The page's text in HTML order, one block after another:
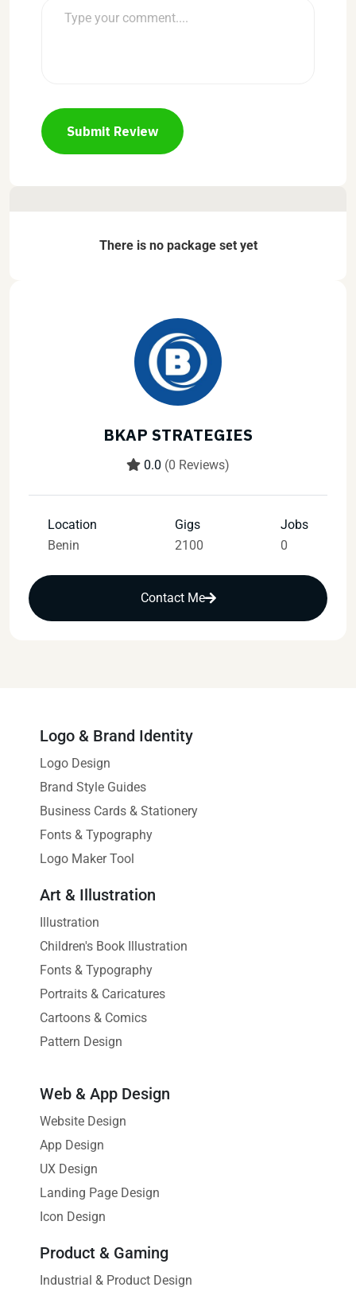
Submit Review
There is no package set yet
BKAP STRATEGIES
0.0 (0 Reviews)
Location
Benin
Gigs
2100
Jobs
0
Contact Me
Logo & Brand Identity
Logo Design
Brand Style Guides
Business Cards & Stationery
Fonts & Typography
Logo Maker Tool
Art & Illustration
Illustration
Children's Book Illustration
Fonts & Typography
Portraits & Caricatures
Cartoons & Comics
Pattern Design
Web & App Design
Website Design
App Design
UX Design
Landing Page Design
Icon Design
Product & Gaming
Industrial & Product Design